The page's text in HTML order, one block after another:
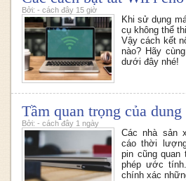
Bởi: - cách đây 15 giờ
Khi sử dụng
cụ không thể
Vậy cách kết
nào? Hãy
dưới đây nhé!
Tầm quan trọng của
Bởi: - cách đây 1 ngày
Các nhà sản
cáo thời
pin cũng quan
phép ước
chính xác